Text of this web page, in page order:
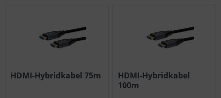
HDMI-Hybridkabel 75m
HDMI-Hybridkabel
100m